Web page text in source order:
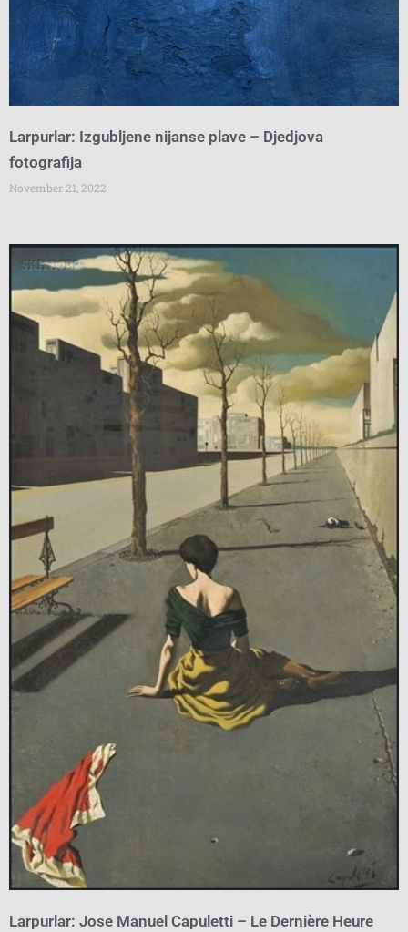
Larpurlar: Izgubljene nijanse plave – Djedjova
fotografija
November 21, 2022
Larpurlar: Jose Manuel Capuletti – Le Dernière Heure